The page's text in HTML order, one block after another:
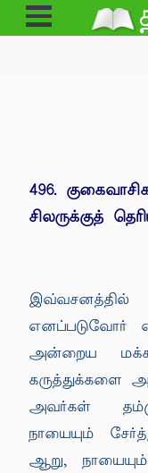
Open
Menu
496.
சிலருக்குத்
எனப்படுவோர்
அன்றைய
கருத்துக்களை
அவர்கள்
நாயையும்
ஆறு,